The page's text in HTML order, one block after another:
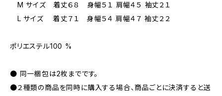
M サイズ 着丈６８ 身幅５１ 肩幅４５ 袖丈２１
L サイズ 着丈７１ 身幅５４ 肩幅４７ 袖丈２２
ポリエステル100 %
● 同一梱包は2枚までです。
●２種類の商品を同時に購入する場合、商品ごとに決済すると送